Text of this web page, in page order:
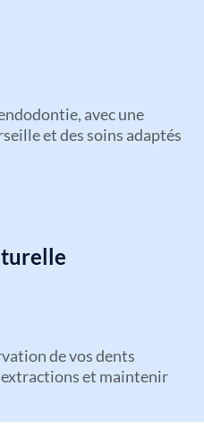
avec une
et des soins adaptés
de vos dents
et maintenir